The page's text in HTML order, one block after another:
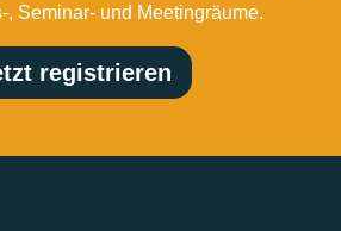
, Seminar- und Meetingräume.
registrieren